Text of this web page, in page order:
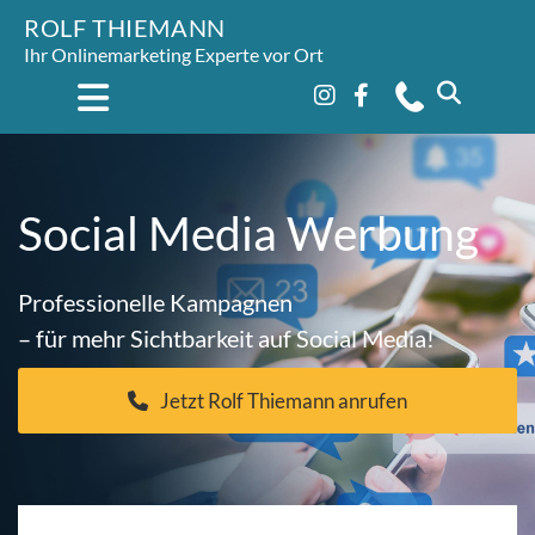
ROLF THIEMANN
Ihr Onlinemarketing Experte vor Ort
Social Media Werbung
Professionelle Kampagnen
– für mehr Sichtbarkeit auf Social Media!
Jetzt Rolf Thiemann anrufen